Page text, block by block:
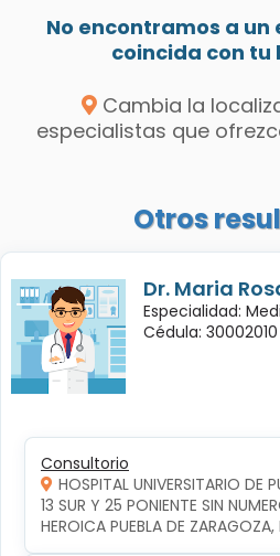
No encontramos a
coincida con tu
Cambia la
especialistas que
Otros
Dr. Maria
Especialidad:
Cédula: 30002010
Consultorio
HOSPITAL UNIVERSITARIO DE
13 SUR Y 25 PONIENTE SIN
HEROICA PUEBLA DE ZARAGOZA,